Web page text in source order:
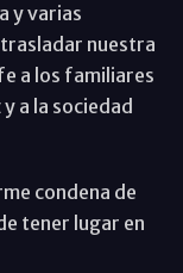
y varias
nuestra
a los familiares
a la sociedad
condena de
tener lugar en